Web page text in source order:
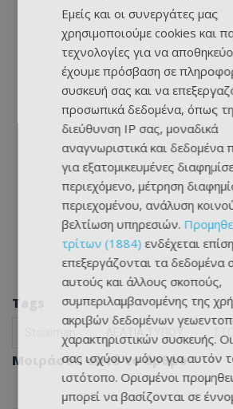
Tags
ΔΕΛΤΙΑ ΤΥΠΟΥ
Μοιράσου αυτό το άρθρο
Εμείς και οι συνεργάτες μας
χρησιμοποιούμε cookies και
τεχνολογίες για να
έχουμε πρόσβαση σε
συσκευή σας και να
προσωπικά δεδομένα, όπως τη
διεύθυνση IP σας, μοναδικά
αναγνωριστικά και δεδομένα
για εξατομικευμένες
περιεχόμενο, μέτρηση
περιεχομένου, ανάλυση
βελτίωση υπηρεσιών.
τρίτων (1884) ενδέχεται
επεξεργάζονται τα δεδομένα
αυτούς και άλλους σκοπούς,
συμπεριλαμβανομένης της
ακριβών δεδομένων
χαρακτηριστικών συσκευής.
σας ισχύουν μόνο για αυτόν
ιστότοπο. Ορισμένοι
μπορεί να βασίζονται σε